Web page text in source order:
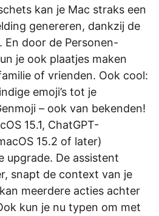
kan je Mac straks een
genereren, dankzij de
En door de Personen-
je ook plaatjes maken
of vrienden. Ook cool:
emoji’s tot je
– ook van bekenden!
15.1, ChatGPT-
15.2 of later)
upgrade. De assistent
snapt de context van je
meerdere acties achter
kun je nu typen om met